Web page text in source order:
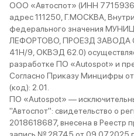
ООО «Автоспот» (ИНН
адрес 111250, Г.МОСКВА,
федерального значения
ЛЕФОРТОВО, ПРОЕЗД ЗАВОДА
41Н/9, ОКВЭД 62.0)
разработке ПО «Autospot» и
Согласно Приказу Минцифры
(код): 2.01.
ПО «Autospot» —
"Автоспот": свидетельство о
2018618687, внесена в Реестр